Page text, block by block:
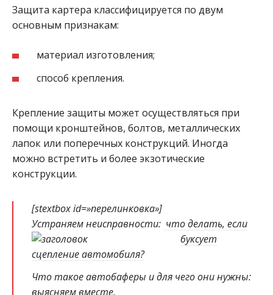
Защита картера классифицируется по двум
основным признакам:
материал изготовления;
способ крепления.
Крепление защиты может осуществляться при
помощи кронштейнов, болтов, металлических
лапок или поперечных конструкций. Иногда
можно встретить и более экзотические
конструкции.
[stextbox id=»перелинковка»]
Устраняем неисправности: что делать, если
буксует
сцепление автомобиля?
Что такое автобаферы и для чего они нужны:
выясняемвместе.